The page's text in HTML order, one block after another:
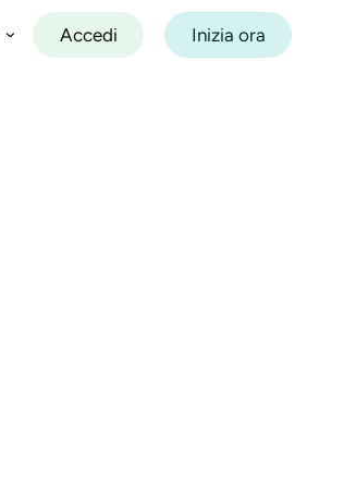
Accedi Inizia ora